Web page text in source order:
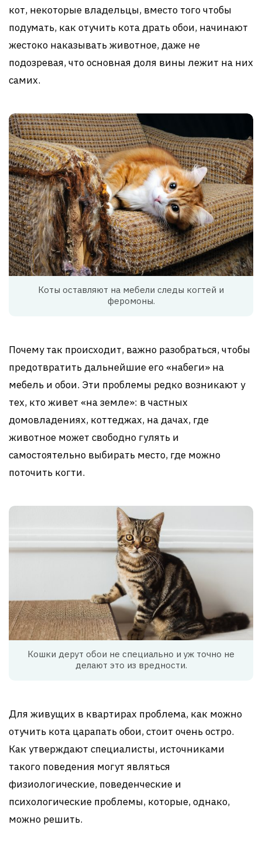
кот, некоторые владельцы, вместо того чтобы
подумать, как отучить кота драть обои, начинают
жестоко наказывать животное, даже не
подозревая, что основная доля вины лежит на них
самих.
Коты оставляют на мебели следы когтей и
феромоны.
Почему так происходит, важно разобраться, чтобы
предотвратить дальнейшие его «набеги» на
мебель и обои. Эти проблемы редко возникают у
тех, кто живет «на земле»: в частных
домовладениях, коттеджах, на дачах, где
животное может свободно гулять и
самостоятельно выбирать место, где можно
поточить когти.
​Кошки дерут обои не специально и уж точно не
делают это из вредности.
Для живущих в квартирах проблема, как можно
отучить кота царапать обои, стоит очень остро.
Как утверждают специалисты, источниками
такого поведения могут являться
физиологические, поведенческие и
психологические проблемы, которые, однако,
можно решить.